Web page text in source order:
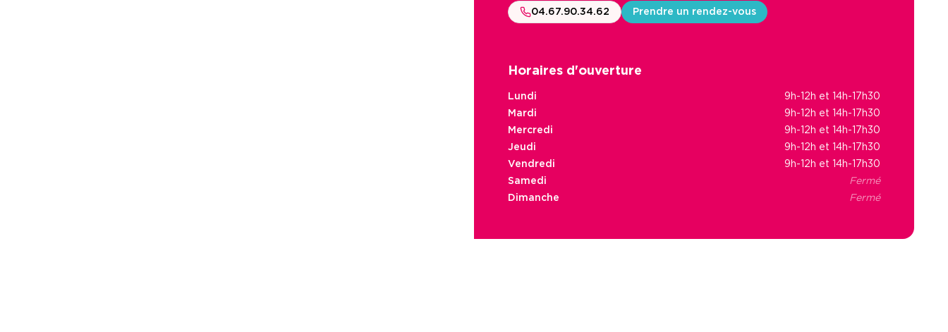
04.67.90.34.62 Prendre un rendez-vous
Horaires d'ouverture
Lundi
9h-12h et 14h-17h30
Mardi
9h-12h et 14h-17h30
Mercredi
9h-12h et 14h-17h30
Jeudi
9h-12h et 14h-17h30
Vendredi
9h-12h et 14h-17h30
Samedi
Fermé
Dimanche
Fermé